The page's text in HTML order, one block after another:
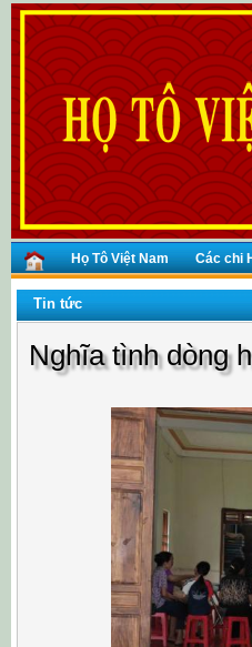
Họ Tô Việt Nam Các chi
Tin tức
Nghĩa tình dòng